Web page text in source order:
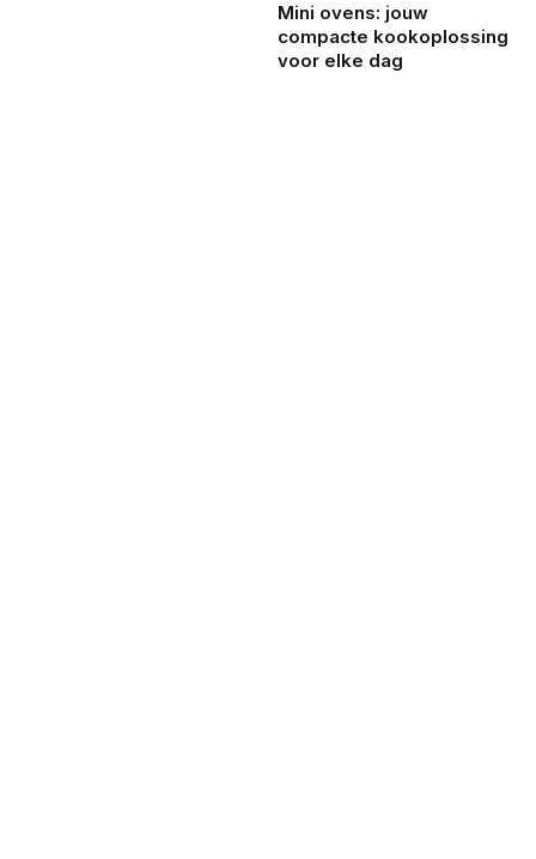
Mini ovens: jouw
compacte kookoplossing
voor elke dag